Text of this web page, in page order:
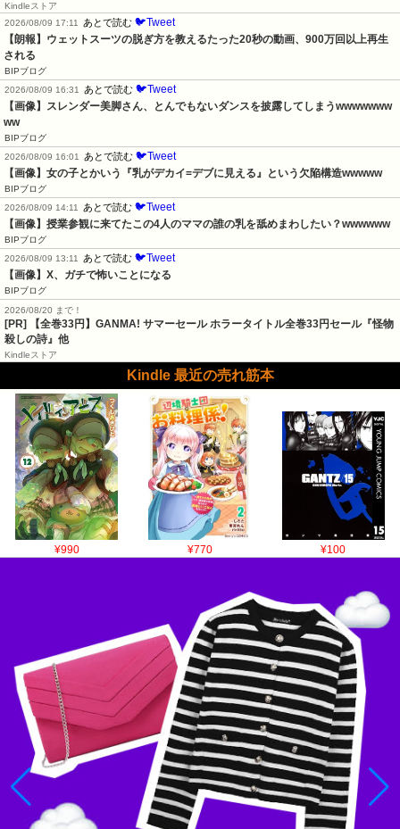
Kindleストア
2026/08/09 17:11
あとで読む 🐦Tweet
【朗報】ウェットスーツの脱ぎ方を教えるたった20秒の動画、900万回以上再生
される
BIPブログ
2026/08/09 16:31
あとで読む 🐦Tweet
【画像】スレンダー美脚さん、とんでもないダンスを披露してしまうwwwwwww
ww
BIPブログ
2026/08/09 16:01
あとで読む 🐦Tweet
【画像】女の子とかいう『乳がデカイ=デブに見える』という欠陥構造wwwww
BIPブログ
2026/08/09 14:11
あとで読む 🐦Tweet
【画像】授業参観に来てたこの4人のママの誰の乳を舐めまわしたい？wwwwww
BIPブログ
2026/08/09 13:11
あとで読む 🐦Tweet
【画像】X、ガチで怖いことになる
BIPブログ
2026/08/20 まで！
[PR]
【全巻33円】GANMA! サマーセール ホラータイトル全巻33円セール『怪物
殺しの詩』他
Kindleストア
Kindle 最近の売れ筋本
¥990 ¥770 ¥100